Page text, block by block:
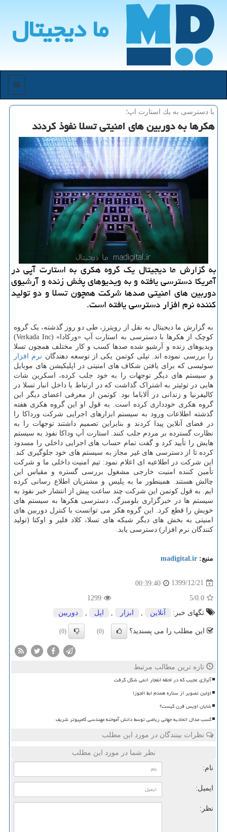
ما دیجیتال
منو
با دسترسی به یك استارت اپ؛
هكرها به دوربین های امنیتی تسلا نفوذ كردند
به گزارش ما دیجیتال یک گروه هکری به استارت آپی در
آمریکا دسترسی یافته و به ویدیوهای پخش زنده و آرشیوی
دوربین های امنیتی صدها شرکت همچون تسلا و دو تولید
کننده نرم افزار دسترسی یافته است.
به گزارش ما دیجیتال به نقل از رویترز، طی دو روز گذشته، یک گروه
کوچک از هکرها با دسترسی به استارت آپ «ورکادا» (Verkada Inc)
ویدیوهای زنده و آرشیو شده صدها کسب و کار مختلف همچون تسلا
را بررسی نموده اند. تیلی کوتمن یکی از توسعه دهندگان نرم افزار
سوئیسی که برای یافتن شکاف های امنیتی در اپلیکیشن های موبایل
و سیستم های دیگر توجهات را به خود جلب کرده، اسکرین شات
هایی در توئیتر به اشتراک گذاشت که در ارتباط با داخل انبار تسلا در
کالیفرنیا و زندانی در آلاباما بود. کوتمن از معرفی اعضای دیگر این
گروه هکری خودداری کرده است. به قول او این گروه هکری هفته
گذشته اطلاعات ورود به سیستم ابزارهای اجرایی شرکت ورداکا را
در فضای آنلاین پیدا کردند و بنابراین تصمیم داشتند توجهات را به
نظارت گسترده بر مردم جلب کنند. استارت آپ وداکا نفوذ به سیستم
هایش را تأیید کرد و گفت تمام حساب های اجرایی داخلی را مسدود
کرده تا از دسترسی های غیر مجاز به سیستم های خود جلوگیری کند.
این شرکت در اطلاعیه ای اعلام نمود: تیم امنیت داخلی ما و شرکت
تأمین کننده امنیت خارجی مشغول بررسی گستره و مقیاس این
چالش هستند. همینطور ما به پلیس و مشتریان اطلاع رسانی کرده
ایم. به قول کوتمن این شرکت چند ساعت پیش از انتشار خبر نفوذ به
سیستم ها در خبرگزاری بلومبرگ، دسترسی هکرها به سیستم های
خویش را قطع کرد. این گروه هکر می توانست با کنترل دوربین های
امنیتی به بخش های دیگر شبکه های تسلا، کلاد فلیر و اوکتا (تولید
کنندگان نرم افزار) دسترسی یابد.
منبع: madigital.ir
1399/12/21
00:39:40
0.0
/5
1299
تگهای خبر:
آنلاین ابزار اپل دوربین
این مطلب را می پسندید؟ (0)
(0)
تازه ترین مطالب مرتبط
آلیاژی عجیب که در لحظه انفجار اتمی شکل گرفت
اولین تصویر از ستاره همدم ابط الجوزا
شایان اویس قرن کیست؟
کسب مدال اتحادیه جهانی ریاضی توسط دانش آموخته مهندسی کامپیوتر شریف
نظرات بینندگان در مورد این مطلب
نظر شما در مورد این مطلب
نام:
ایمیل:
نظر: